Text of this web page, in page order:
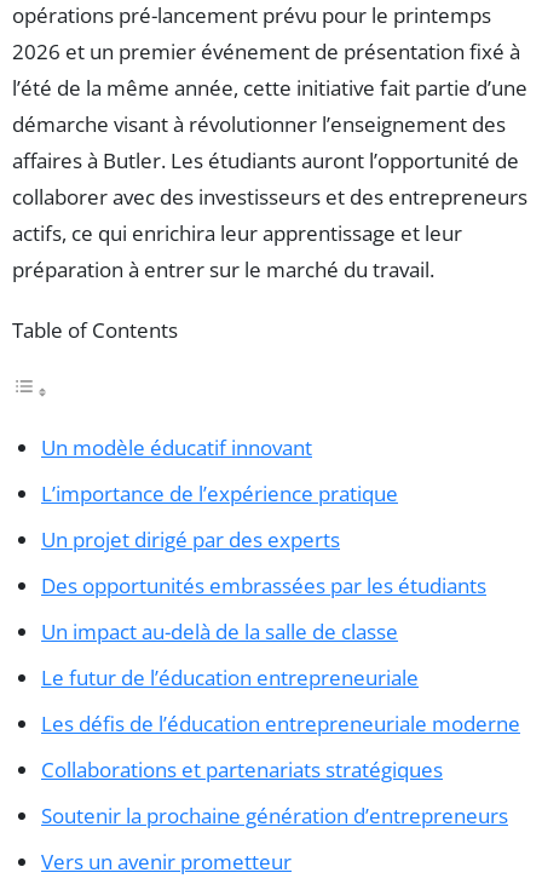
opérations pré-lancement prévu pour le printemps
2026 et un premier événement de présentation fixé à
l’été de la même année, cette initiative fait partie d’une
démarche visant à révolutionner l’enseignement des
affaires à Butler. Les étudiants auront l’opportunité de
collaborer avec des investisseurs et des entrepreneurs
actifs, ce qui enrichira leur apprentissage et leur
préparation à entrer sur le marché du travail.
Table of Contents
Un modèle éducatif innovant
L’importance de l’expérience pratique
Un projet dirigé par des experts
Des opportunités embrassées par les étudiants
Un impact au-delà de la salle de classe
Le futur de l’éducation entrepreneuriale
Les défis de l’éducation entrepreneuriale moderne
Collaborations et partenariats stratégiques
Soutenir la prochaine génération d’entrepreneurs
Vers un avenir prometteur